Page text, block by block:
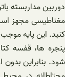
مغناطیسی مجهز
کنید. این پایه
پنجره ها، قفسه
شود. بنابراین